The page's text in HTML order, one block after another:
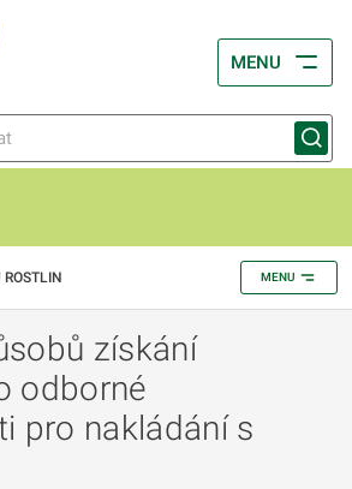
MENU
MENU
získání
odborné
pro nakládání s